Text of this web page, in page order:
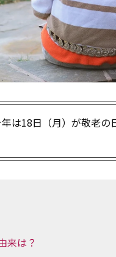
は18日（月）が敬老の
来は？